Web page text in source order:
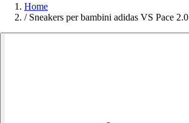
Home
/ Sneakers per bambini adidas VS Pace 2.0